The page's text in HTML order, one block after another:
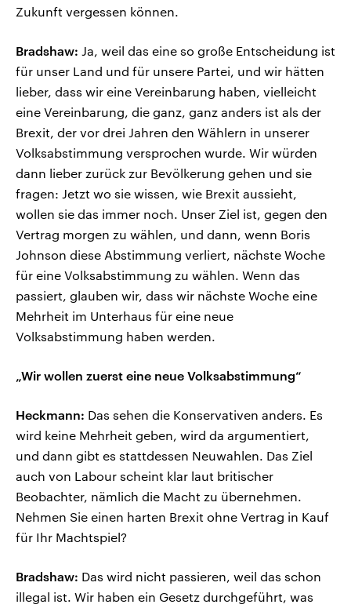
Zukunft vergessen können.
Bradshaw: Ja, weil das eine so große Entscheidung ist
für unser Land und für unsere Partei, und wir hätten
lieber, dass wir eine Vereinbarung haben, vielleicht
eine Vereinbarung, die ganz, ganz anders ist als der
Brexit, der vor drei Jahren den Wählern in unserer
Volksabstimmung versprochen wurde. Wir würden
dann lieber zurück zur Bevölkerung gehen und sie
fragen: Jetzt wo sie wissen, wie Brexit aussieht,
wollen sie das immer noch. Unser Ziel ist, gegen den
Vertrag morgen zu wählen, und dann, wenn Boris
Johnson diese Abstimmung verliert, nächste Woche
für eine Volksabstimmung zu wählen. Wenn das
passiert, glauben wir, dass wir nächste Woche eine
Mehrheit im Unterhaus für eine neue
Volksabstimmung haben werden.
„Wir wollen zuerst eine neue Volksabstimmung“
Heckmann: Das sehen die Konservativen anders. Es
wird keine Mehrheit geben, wird da argumentiert,
und dann gibt es stattdessen Neuwahlen. Das Ziel
auch von Labour scheint klar laut britischer
Beobachter, nämlich die Macht zu übernehmen.
Nehmen Sie einen harten Brexit ohne Vertrag in Kauf
für Ihr Machtspiel?
Bradshaw: Das wird nicht passieren, weil das schon
illegal ist. Wir haben ein Gesetz durchgeführt, was